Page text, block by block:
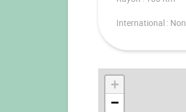
International : Non
+
−